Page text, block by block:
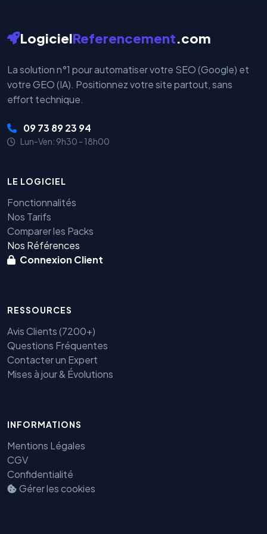
LogicielReferencement.com
La solution n°1 pour automatiser votre SEO (Google) et
votre GEO (IA). Positionnez votre site partout, sans
effort technique.
09 73 89 23 94
Lun-Ven: 9h30 - 18h00
LE LOGICIEL
Fonctionnalités
Nos Tarifs
Comparer les Packs
Nos Références
Connexion Client
RESSOURCES
Avis Clients (7200+)
Questions Fréquentes
Contacter un Expert
Mises à jour & Évolutions
INFORMATIONS
Mentions Légales
CGV
Confidentialité
Gérer les cookies